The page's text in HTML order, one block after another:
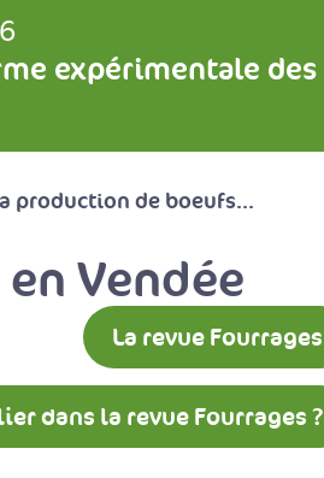
expérimentale des
production de boeufs...
Vendée
La revue Fourrages
dans la revue Fourrages ?